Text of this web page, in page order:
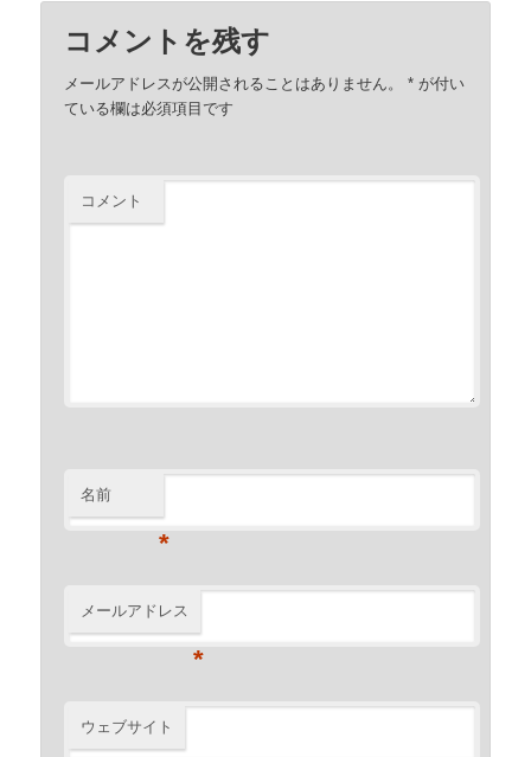
コメントを残す
メールアドレスが公開されることはありません。 *が付い
ている欄は必須項目です
コメント
名前
*
メールアドレス
*
ウェブサイト